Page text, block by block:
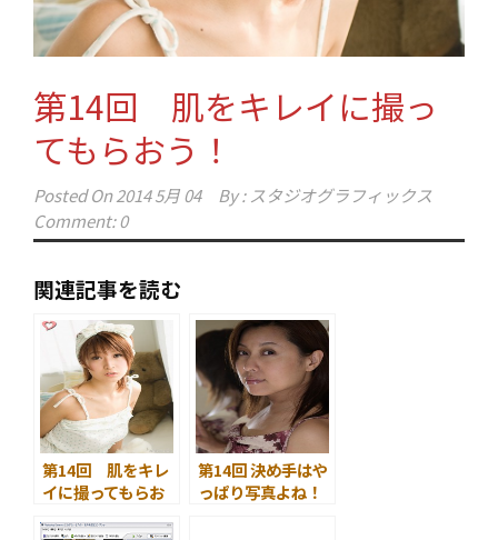
第14回 肌をキレイに撮っ
てもらおう！
Posted On2014 5月 04 By : スタジオグラフィックス
Comment: 0
関連記事を読む
第14回 肌をキレ
イに撮ってもらお
第14回 決め手はや
っぱり写真よね！